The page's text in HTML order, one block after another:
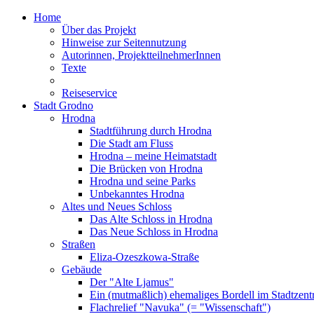
Home
Über das Projekt
Hinweise zur Seitennutzung
Autorinnen, ProjektteilnehmerInnen
Texte
Reiseservice
Stadt Grodno
Hrodna
Stadtführung durch Hrodna
Die Stadt am Fluss
Hrodna – meine Heimatstadt
Die Brücken von Hrodna
Hrodna und seine Parks
Unbekanntes Hrodna
Altes und Neues Schloss
Das Alte Schloss in Hrodna
Das Neue Schloss in Hrodna
Straßen
Eliza-Ozeszkowa-Straße
Gebäude
Der "Alte Ljamus"
Ein (mutmaßlich) ehemaliges Bordell im
Flachrelief "Navuka" (= "Wissenschaft")